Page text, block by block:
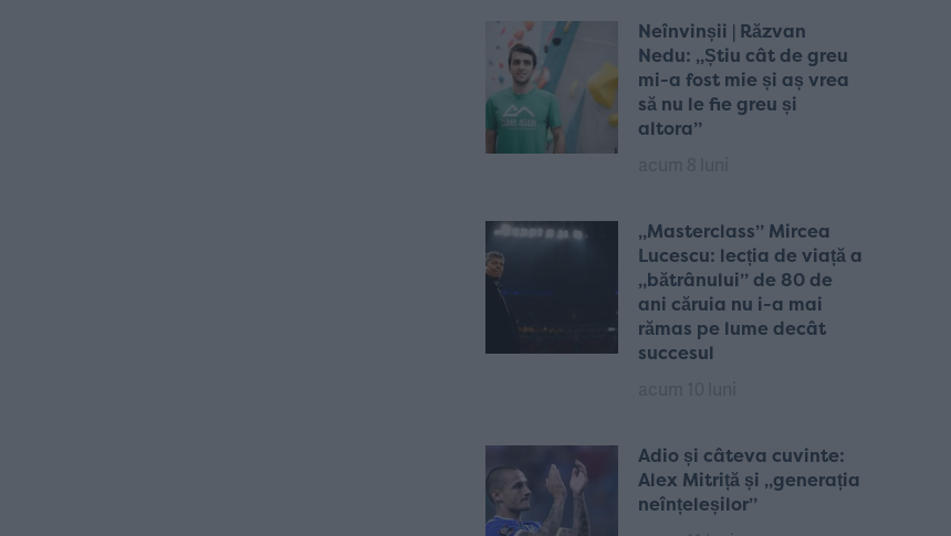
Neînvinșii | Răzvan
Nedu: „Știu cât de greu
mi-a fost mie și aș vrea
să nu le fie greu și
altora”
„Masterclass” Mircea
Lucescu: lecția de viață a
„bătrânului” de 80 de
ani căruia nu i-a mai
rămas pe lume decât
succesul
Adio și câteva cuvinte:
Alex Mitriță și „generația
neînțeleșilor”